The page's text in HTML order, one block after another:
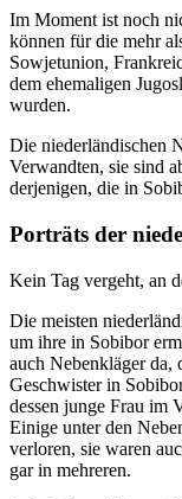
Im Moment ist noch
können für die mehr
Sowjetunion,
dem ehemaligen
wurden.
Die niederländischen
Verwandten, sie sind
derjenigen, die in
Porträts der
Kein Tag vergeht, an
Die meisten
um ihre in Sobibor
auch Nebenkläger da,
Geschwister in
dessen junge Frau im
Einige unter den
verloren, sie waren
gar in mehreren.